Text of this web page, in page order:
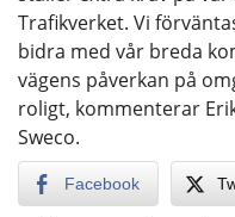
Trafikverket. Vi
bidra med vår breda
vägens påverkan på
roligt, kommenterar
Sweco.
Facebook